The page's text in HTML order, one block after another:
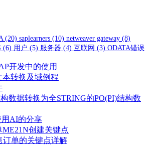
(20) saplearners (10) netweaver gateway (8)
(6) 用户 (5) 服务器 (4) 互联网 (3) ODATA错误
开发中的使用
本转换及域例程
数据转换为全STRING的PO(PI)结构数
用AI的分享
ME21N创建关键点
订单的关键点详解